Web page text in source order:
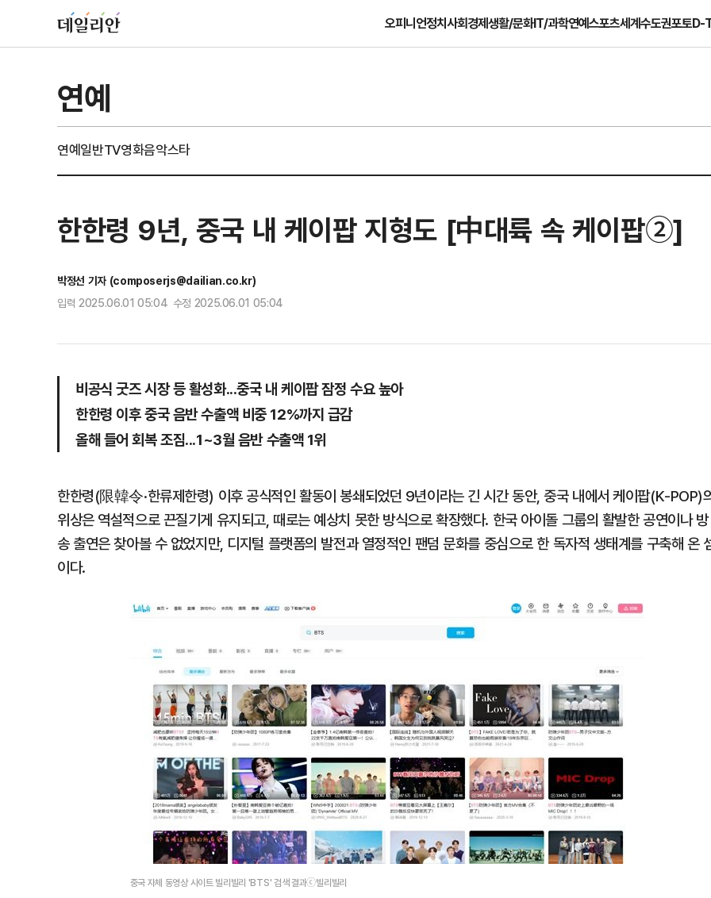
오피니언정치사회경제생활/문화IT/과학연예스포츠세계수도권포토D-
연예
연예일반TV영화음악스타
한한령 9년, 중국 내 케이팝 지형도 [中대륙 속 케이팝②]
박정선 기자 (composerjs@dailian.co.kr)
입력 2025.06.01 05:04 수정 2025.06.01 05:04
비공식 굿즈 시장 등 활성화...중국 내 케이팝 잠정 수요 높아
한한령 이후 중국 음반 수출액 비중 12%까지 급감
올해 들어 회복 조짐...1~3월 음반 수출액 1위
한한령(限韓令·한류제한령) 이후 공식적인 활동이 봉쇄되었던 9년이라는 긴 시간 동안, 중국 내에서 케이팝(K-POP)
위상은 역설적으로 끈질기게 유지되고, 때로는 예상치 못한 방식으로 확장했다. 한국 아이돌 그룹의 활발한 공연이나 방
송 출연은 찾아볼 수 없었지만, 디지털 플랫폼의 발전과 열정적인 팬덤 문화를 중심으로 한 독자적 생태계를 구축해 온
이다.
중국 자체 동영상 사이트 빌리빌리 'BTS' 검색 결과ⓒ빌리빌리